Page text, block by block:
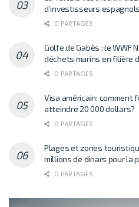
d’investisseurs espagnols
0 PARTAGES
Golfe de Gabès : le WWF
déchets marins en filière
0 PARTAGES
Visa américain: comment
atteindre 20 000 dollars?
0 PARTAGES
Plages et zones
millions de dinars pour la
0 PARTAGES